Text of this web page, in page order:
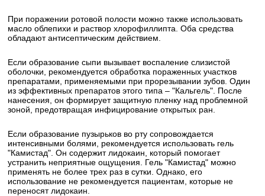
При поражении ротовой полости можно также использовать
масло облепихи и раствор хлорофиллипта. Оба средства
обладают антисептическим действием.
Если образование сыпи вызывает воспаление слизистой
оболочки, рекомендуется обработка пораженных участков
препаратами, применяемыми при прорезывании зубов. Один
из эффективных препаратов этого типа – "Кальгель". После
нанесения, он формирует защитную пленку над проблемной
зоной, предотвращая инфицирование открытых ран.
Если образование пузырьков во рту сопровождается
интенсивными болями, рекомендуется использовать гель
"Камистад". Он содержит лидокаин, который помогает
устранить неприятные ощущения. Гель "Камистад" можно
применять не более трех раз в сутки. Однако, его
использование не рекомендуется пациентам, которые не
переносят лидокаин.